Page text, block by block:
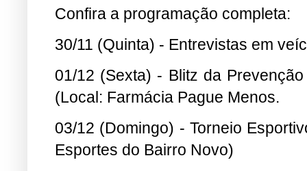
Confira a programação completa:
30/11 (Quinta) - Entrevistas em
01/12 (Sexta) - Blitz da
(Local: Farmácia Pague Menos.
03/12 (Domingo) - Torneio
Esportes do Bairro Novo)